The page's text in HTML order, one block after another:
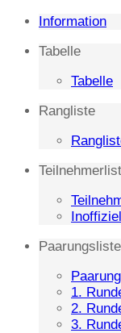
Information
Tabelle
Tabelle
Rangliste
Paarungsliste
1.
2.
3.